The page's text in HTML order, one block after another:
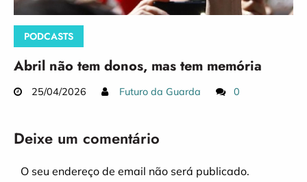
PODCASTS
Abril não tem donos, mas tem memória
25/04/2026 Futuro da Guarda 0
Deixe um comentário
O seu endereço de email não será publicado.